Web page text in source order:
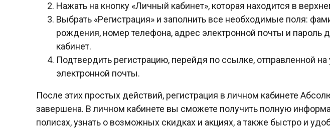
Нажать на кнопку «Личный кабинет», которая находится в
Выбрать «Регистрация» и заполнить все необходимые поля:
рождения, номер телефона, адрес электронной почты и пароль
кабинет.
Подтвердить регистрацию, перейдя по ссылке, отправленной
электронной почты.
После этих простых действий, регистрация в личном кабинете
завершена. В личном кабинете вы сможете получить полную
полисах, узнать о возможных скидках и акциях, а также быстро и